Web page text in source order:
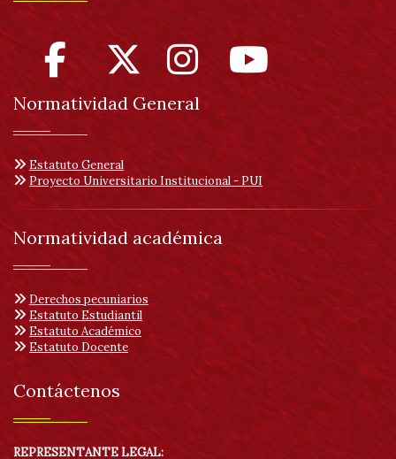
Normatividad General
Estatuto General
Proyecto Universitario Institucional - PUI
Normatividad académica
Derechos pecuniarios
Estatuto Estudiantil
Estatuto Académico
Estatuto Docente
Contáctenos
REPRESENTANTE LEGAL: